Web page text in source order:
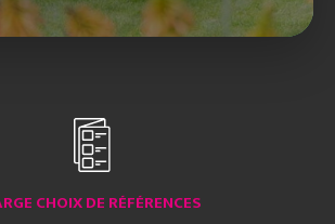
CHOIX DE RÉFÉRENCES